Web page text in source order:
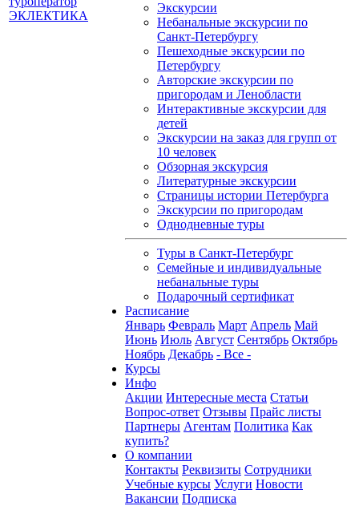
Экскурсии
Небанальные экскурсии по
Санкт-Петербургу
Пешеходные экскурсии по
Петербургу
Авторские экскурсии по
пригородам и Ленобласти
Интерактивные экскурсии для
детей
Экскурсии на заказ для групп от
10 человек
Обзорная экскурсия
Литературные экскурсии
Страницы истории Петербурга
Экскурсии по пригородам
Однодневные туры
Туры в Санкт-Петербург
Семейные и индивидуальные
небанальные туры
Подарочный сертификат
Расписание
Январь Февраль Март Апрель Май
Июнь Июль Август Сентябрь Октябрь
Ноябрь Декабрь - Все -
Курсы
Инфо
Акции Интересные места Статьи
Вопрос-ответ Отзывы Прайс листы
Партнеры Агентам Политика Как
купить?
О компании
Контакты Реквизиты Сотрудники
Учебные курсы Услуги Новости
Вакансии Подписка